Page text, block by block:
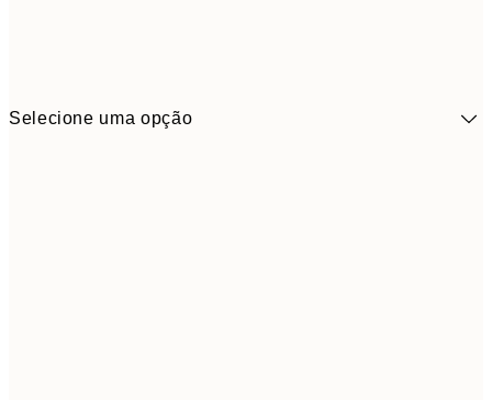
Selecione uma opção